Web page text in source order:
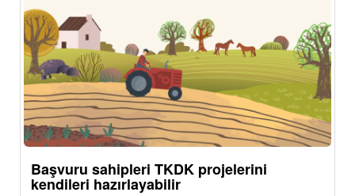
Başvuru sahipleri TKDK projelerini
kendileri hazırlayabilir